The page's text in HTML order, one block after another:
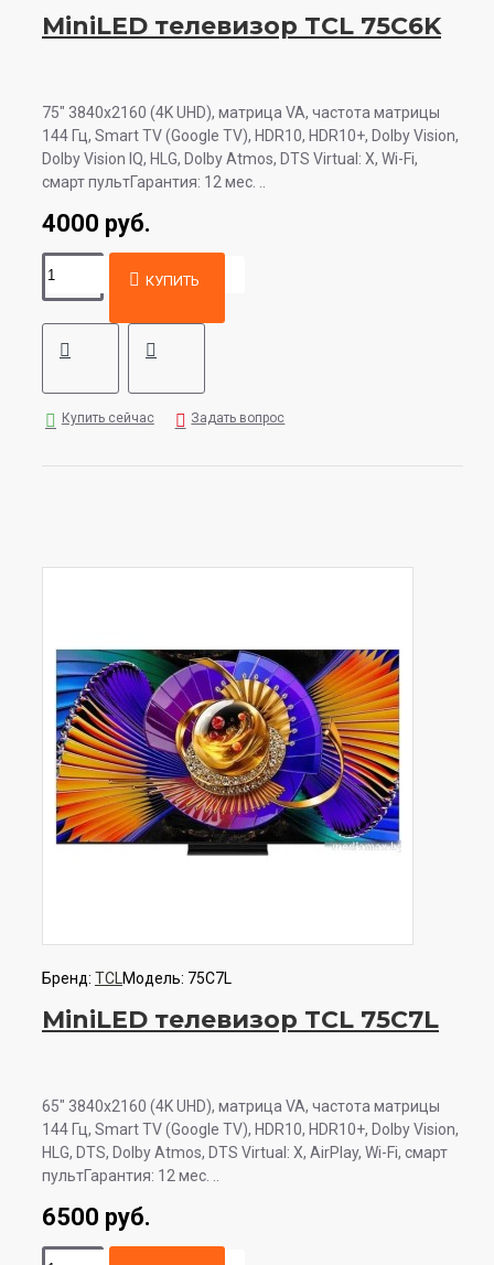
MiniLED телевизор TCL 75C6K
75" 3840x2160 (4K UHD), матрица VA, частота матрицы
144 Гц, Smart TV (Google TV), HDR10, HDR10+, Dolby Vision,
Dolby Vision IQ, HLG, Dolby Atmos, DTS Virtual: X, Wi-Fi,
смарт пультГарантия: 12 мес. ..
4000 руб.
КУПИТЬ
Купить сейчас Задать вопрос
Бренд: TCL Модель: 75C7L
MiniLED телевизор TCL 75C7L
65" 3840x2160 (4K UHD), матрица VA, частота матрицы
144 Гц, Smart TV (Google TV), HDR10, HDR10+, Dolby Vision,
HLG, DTS, Dolby Atmos, DTS Virtual: X, AirPlay, Wi-Fi, смарт
пультГарантия: 12 мес. ..
6500 руб.